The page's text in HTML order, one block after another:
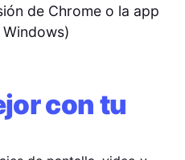
de Chrome o la app
con tu